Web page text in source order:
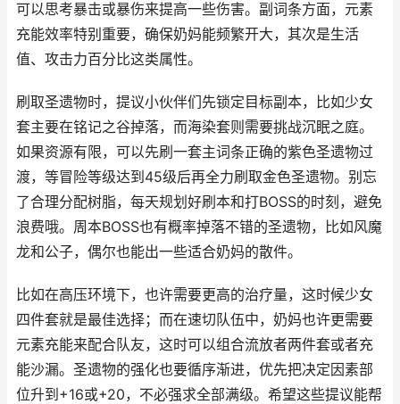
可以思考暴击或暴伤来提高一些伤害。副词条方面，元素
充能效率特别重要，确保奶妈能频繁开大，其次是生活
值、攻击力百分比这类属性。
刷取圣遗物时，提议小伙伴们先锁定目标副本，比如少女
套主要在铭记之谷掉落，而海染套则需要挑战沉眠之庭。
如果资源有限，可以先刷一套主词条正确的紫色圣遗物过
渡，等冒险等级达到45级后再全力刷取金色圣遗物。别忘
了合理分配树脂，每天规划好刷本和打BOSS的时刻，避免
浪费哦。周本BOSS也有概率掉落不错的圣遗物，比如风魔
龙和公子，偶尔也能出一些适合奶妈的散件。
比如在高压环境下，也许需要更高的治疗量，这时候少女
四件套就是最佳选择；而在速切队伍中，奶妈也许更需要
元素充能来配合队友，这时可以组合流放者两件套或者充
能沙漏。圣遗物的强化也要循序渐进，优先把决定因素部
位升到+16或+20，不必强求全部满级。希望这些提议能帮